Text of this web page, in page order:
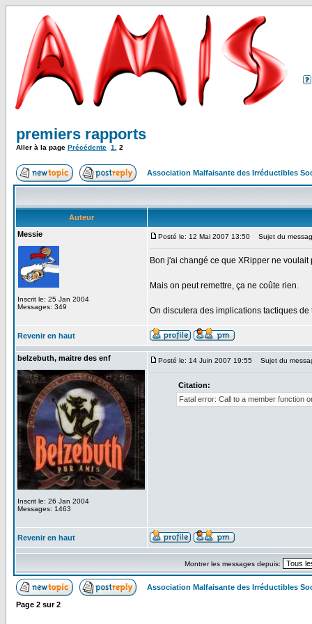
premiers rapports
Aller à la page Précédente 1 2
Association Malfaisante des Irréductibles
Auteur
Messie
Inscrit le: 25 Jan 2004
Messages: 349
Posté le: 12 Mai 2007 13:50 Sujet du
Bon j'ai changé ce que XRipper ne voulait
Mais on peut remettre, ça ne coûte rien.
On discutera des implications tactiques
Revenir en haut
belzebuth, maitre des enf
Inscrit le: 26 Jan 2004
Messages: 1463
Posté le: 14 Juin 2007 19:55 Sujet du
Citation:
Fatal error: Call to a member function
Revenir en haut
Montrer les messages depuis:
Association Malfaisante des Irréductibles
Page 2 sur2